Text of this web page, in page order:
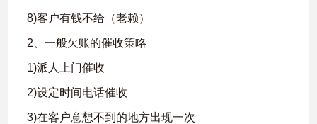
8)客户有钱不给（老赖）
2、一般欠账的催收策略
1)派人上门催收
2)设定时间电话催收
3)在客户意想不到的地方出现一次